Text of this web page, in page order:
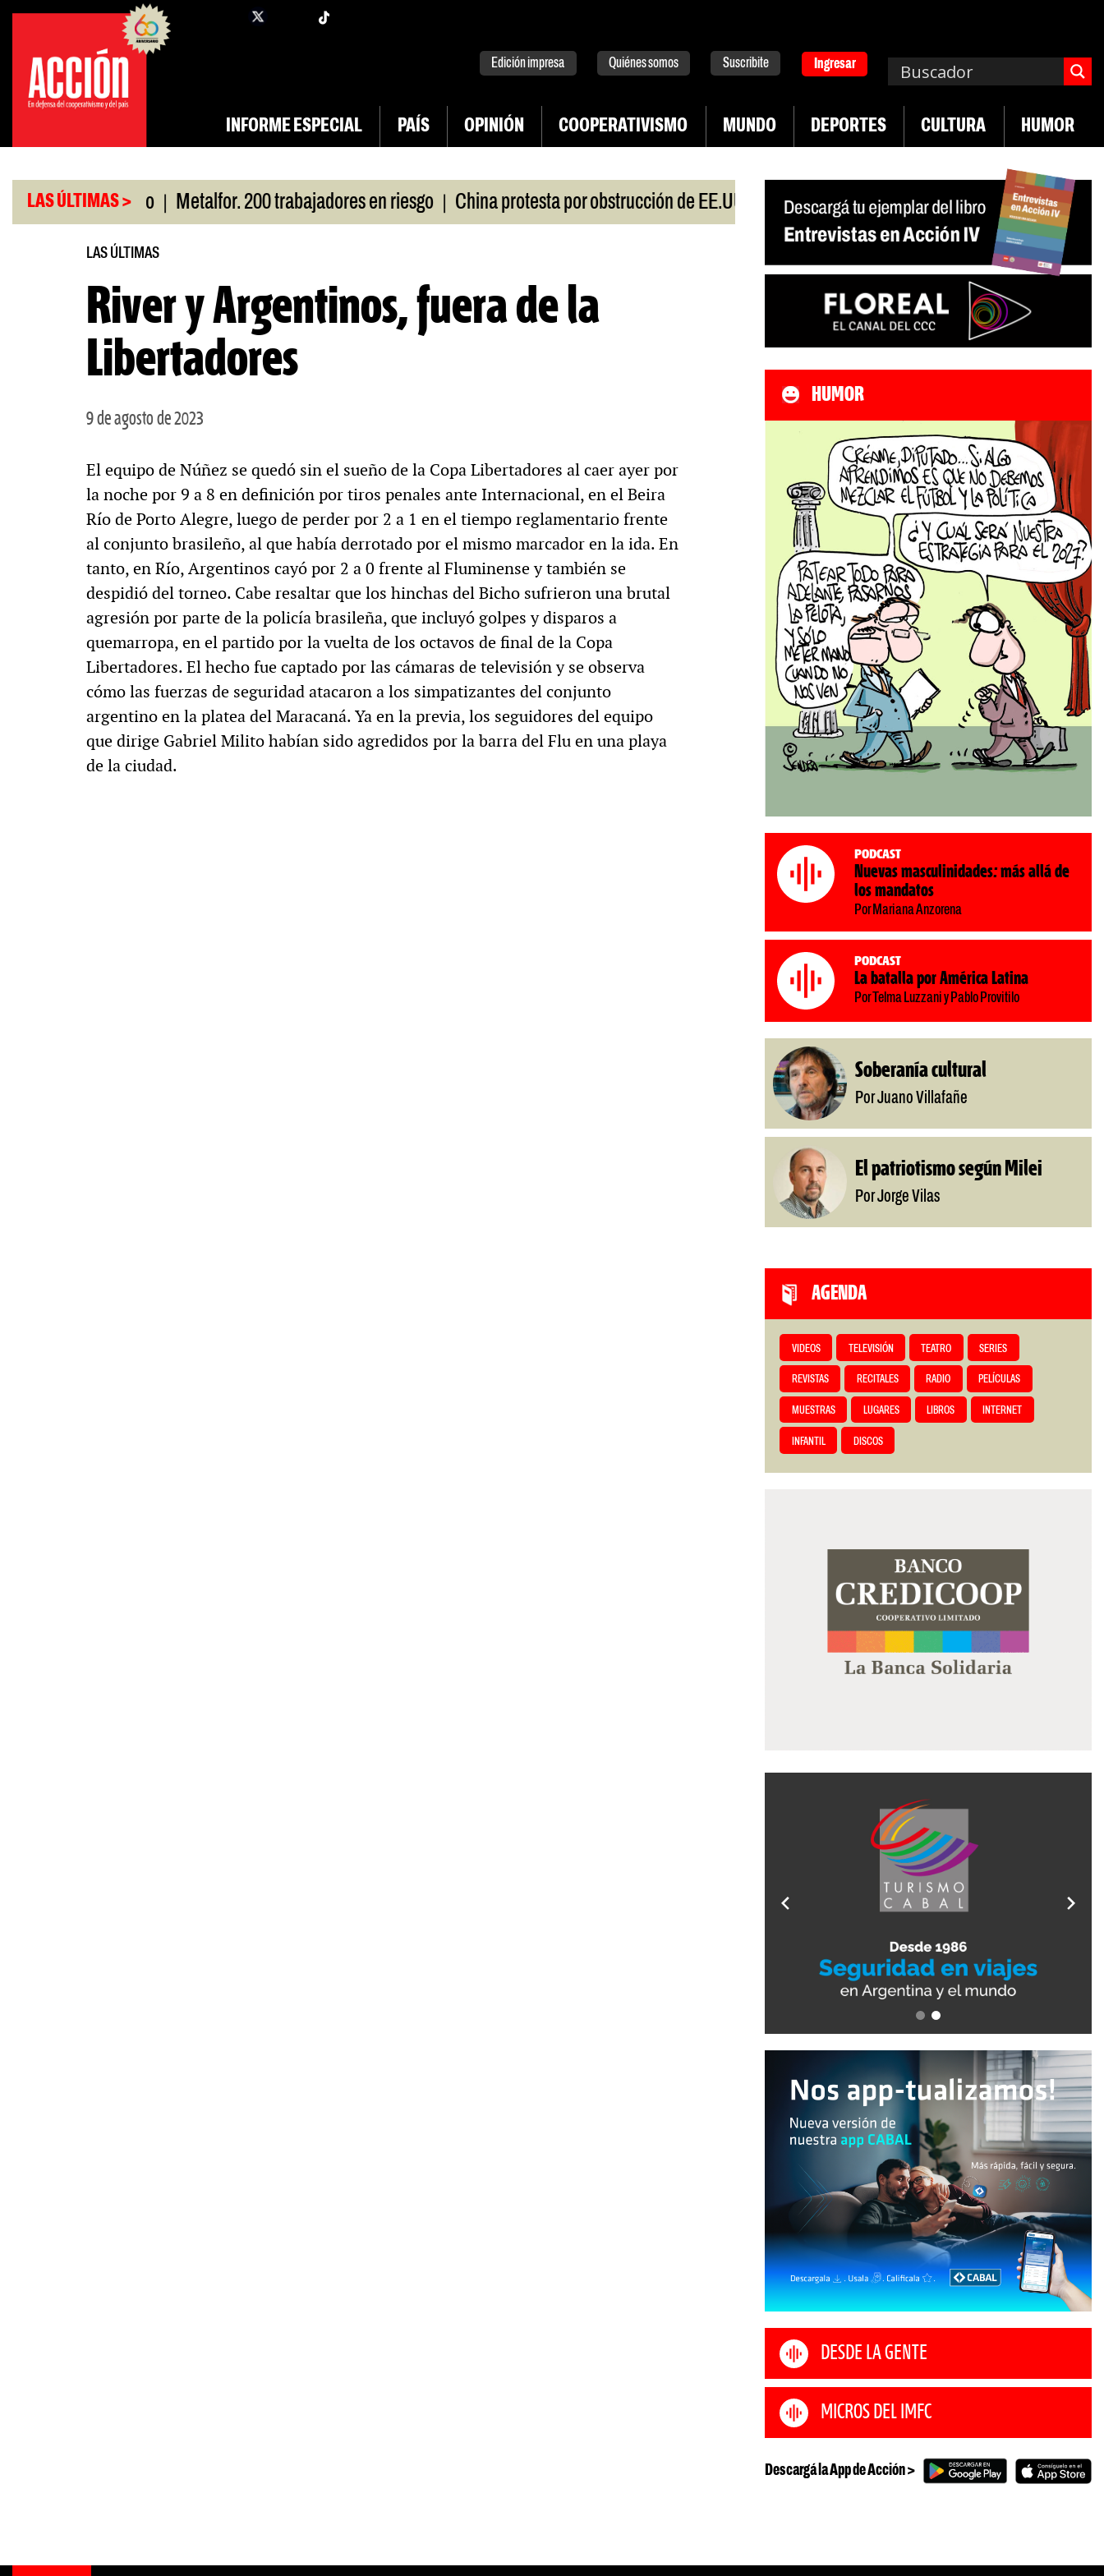
Saltar
contenido
facebook
Edición impresa Quiénes somos Suscribite Ingresar
INFORME ESPECIAL PAÍS OPINIÓN COOPERATIVISMO MUNDO DEPORTES CULTURA HUMOR
LAS ÚLTIMAS >
San Cayetano | Metalfor. 200 trabajadores en riesgo | China protesta por obstrucción de EE.UU en Neuquén | Miguel Díaz-Canel: «Es un genocidio»
LAS ÚLTIMAS
River y Argentinos, fuera de la
Libertadores
9 de agosto de 2023
El equipo de Núñez se quedó sin el sueño de la Copa Libertadores al caer ayer por
la noche por 9 a 8 en definición por tiros penales ante Internacional, en el Beira
Río de Porto Alegre, luego de perder por 2 a 1 en el tiempo reglamentario frente
al conjunto brasileño, al que había derrotado por el mismo marcador en la ida. En
tanto, en Río, Argentinos cayó por 2 a 0 frente al Fluminense y también se
despidió del torneo. Cabe resaltar que los hinchas del Bicho sufrieron una brutal
agresión por parte de la policía brasileña, que incluyó golpes y disparos a
quemarropa, en el partido por la vuelta de los octavos de final de la Copa
Libertadores. El hecho fue captado por las cámaras de televisión y se observa
cómo las fuerzas de seguridad atacaron a los simpatizantes del conjunto
argentino en la platea del Maracaná. Ya en la previa, los seguidores del equipo
que dirige Gabriel Milito habían sido agredidos por la barra del Flu en una playa
de la ciudad.
HUMOR
Podcast
Nuevas masculinidades: más allá de
los mandatos
Por Mariana Anzorena
Podcast
La batalla por América Latina
Por Telma Luzzani y Pablo Provitilo
Soberanía cultural
Por Juano Villafañe
El patriotismo según Milei
Por Jorge Vilas
AGENDA
VIDEOS TELEVISIÓN TEATRO SERIES
REVISTAS RECITALES RADIO PELÍCULAS
MUESTRAS LUGARES LIBROS INTERNET
INFANTIL DISCOS
DESDE LA GENTE
MICROS DEL IMFC
Descargá la App de Acción >